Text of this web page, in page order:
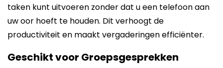
taken kunt uitvoeren zonder dat u een telefoon aan
uw oor hoeft te houden. Dit verhoogt de
productiviteit en maakt vergaderingen efficiënter.
Geschikt voor Groepsgesprekken